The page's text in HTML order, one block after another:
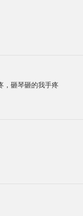
，砸琴砸的我手疼